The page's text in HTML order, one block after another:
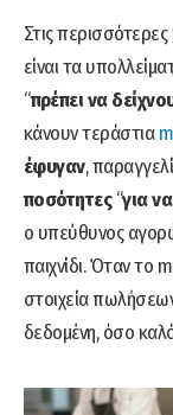
Στις
είναι τα
“πρέπει να
κάνουν τεράστια
έφυγαν,
ποσότητες“για
ο υπεύθυνος
παιχνίδι. Όταν το
στοιχεία
δεδομένη, όσο